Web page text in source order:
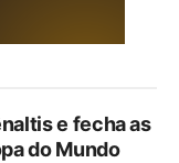
e fecha as
do Mundo